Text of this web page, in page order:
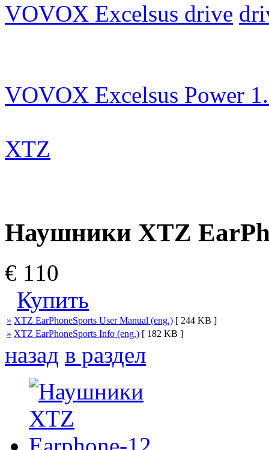
VOVOX Excelsus drive
VOVOX Excelsus Power
XTZ
Наушники XTZ
€ 110
Купить
» XTZ EarPhoneSports User Manual (eng.) [ 244 KB ]
» XTZ EarPhoneSports Info (eng.) [ 182 KB ]
назад в раздел